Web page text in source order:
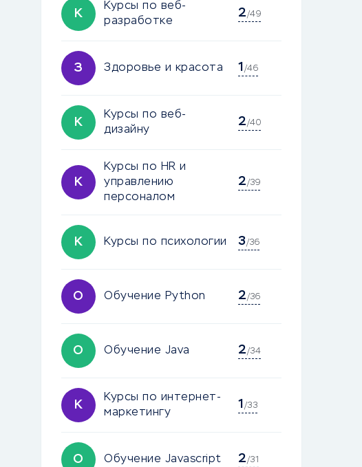
К
Курсы по веб-
разработке
2/49
З Здоровье и красота 1 /46
К
Курсы по веб-
дизайну
2/40
К
Курсы по HR и
управлению
персоналом
2/39
К Курсы по психологии 3/36
О Обучение Python 2/36
О Обучение Java 2/34
К
Курсы по интернет-
маркетингу
1 /33
О Обучение Javascript 2/31